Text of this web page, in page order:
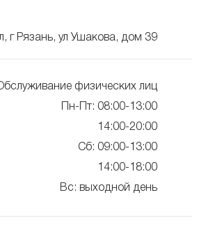
г Рязань, ул Ушакова, дом 39
физических лиц
Пн-Пт: 08:00-13:00
14:00-20:00
Сб: 09:00-13:00
14:00-18:00
Вс: выходной день